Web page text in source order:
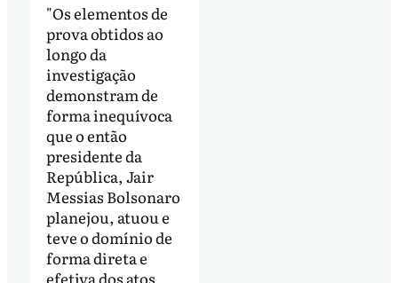
"Os elementos de
prova obtidos ao
longo da
investigação
demonstram de
forma inequívoca
que o então
presidente da
República, Jair
Messias Bolsonaro
planejou, atuou e
teve o domínio de
forma direta e
efetiva dos atos